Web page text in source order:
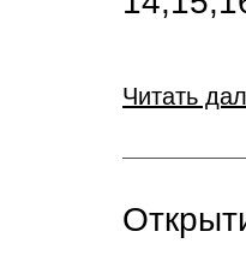
Читать